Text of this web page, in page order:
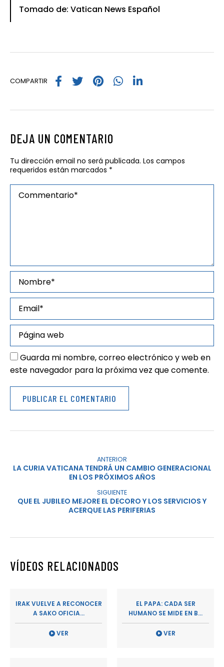
Tomado de: Vatican News Español
COMPARTIR
DEJA UN COMENTARIO
Tu dirección email no será publicada. Los campos
requeridos están marcados *
Guarda mi nombre, correo electrónico y web en
este navegador para la próxima vez que comente.
ANTERIOR
LA CURIA VATICANA TENDRÁ UN CAMBIO GENERACIONAL
EN LOS PRÓXIMOS AÑOS
SIGUIENTE
QUE EL JUBILEO MEJORE EL DECORO Y LOS SERVICIOS Y
ACERQUE LAS PERIFERIAS
VÍDEOS RELACIONADOS
IRAK VUELVE A RECONOCER
A SAKO OFICIA...
VER
EL PAPA: CADA SER
HUMANO SE MIDE EN B...
VER